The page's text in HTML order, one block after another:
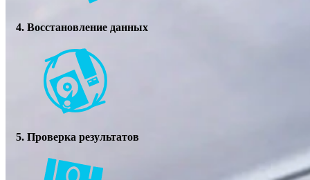
4. Восстановление данных
5. Проверка результатов